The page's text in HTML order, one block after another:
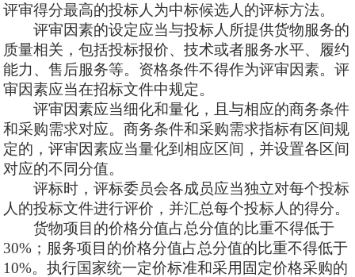
评审得分最高的投标人为中标候选人的评标方法。
评审因素的设定应当与投标人所提供货物服务的
质量相关，包括投标报价、技术或者服务水平、履约
能力、售后服务等。资格条件不得作为评审因素。评
审因素应当在招标文件中规定。
评审因素应当细化和量化，且与相应的商务条件
和采购需求对应。商务条件和采购需求指标有区间规
定的，评审因素应当量化到相应区间，并设置各区间
对应的不同分值。
评标时，评标委员会各成员应当独立对每个投标
人的投标文件进行评价，并汇总每个投标人的得分。
货物项目的价格分值占总分值的比重不得低于
30%；服务项目的价格分值占总分值的比重不得低于
10%。执行国家统一定价标准和采用固定价格采购的